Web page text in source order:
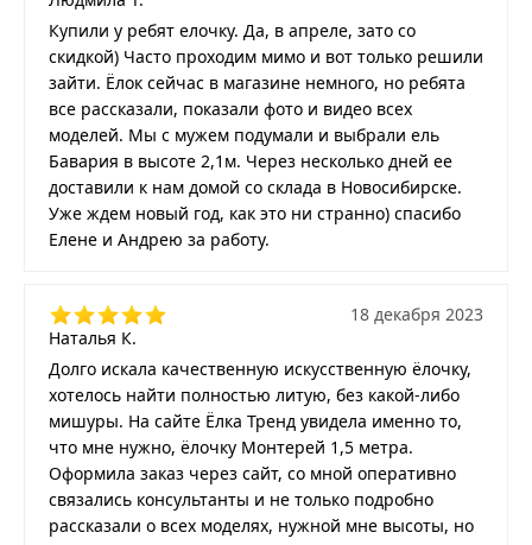
Купили у ребят елочку. Да, в апреле, зато со
скидкой) Часто проходим мимо и вот только решили
зайти. Ёлок сейчас в магазине немного, но ребята
все рассказали, показали фото и видео всех
моделей. Мы с мужем подумали и выбрали ель
Бавария в высоте 2,1м. Через несколько дней ее
доставили к нам домой со склада в Новосибирске.
Уже ждем новый год, как это ни странно) спасибо
Елене и Андрею за работу.
Наталья К.
18 декабря 2023
Долго искала качественную искусственную ёлочку,
хотелось найти полностью литую, без какой-либо
мишуры. На сайте Ёлка Тренд увидела именно то,
что мне нужно, ёлочку Монтерей 1,5 метра.
Оформила заказ через сайт, со мной оперативно
связались консультанты и не только подробно
рассказали о всех моделях, нужной мне высоты, но